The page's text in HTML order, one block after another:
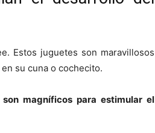
Estos juguetes son maravillosos
su cuna o cochecito.
magníficos para estimular el